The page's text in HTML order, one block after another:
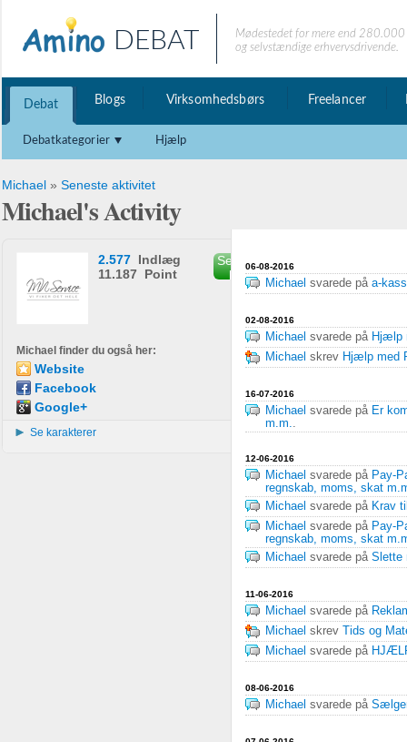
DEBAT
Mødestedet for mere end
og selvstændige erhvervsdrivende.
Debat Blogs Virksomhedsbørs Freelancer
Debatkategorier Hjælp
Michael » Seneste aktivitet
Michael's Activity
2.577 Indlæg
11.187 Point
Send privat
besked
Michael finder du også her:
Website
Facebook
Google+
Se karakterer
06-08-2016
Michael svarede på a-
02-08-2016
Michael svarede på Hjælp
Michael skrev Hjælp med
16-07-2016
Michael svarede på Er
m.m..
12-06-2016
Michael svarede på Pay-
regnskab, moms, skat
Michael svarede på Krav
Michael svarede på Pay-
regnskab, moms, skat
Michael svarede på Slette
11-06-2016
Michael svarede på
Michael skrev
Tids og
Michael svarede på
08-06-2016
Michael svarede på